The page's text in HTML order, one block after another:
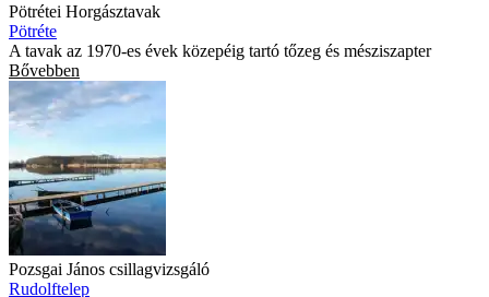
Pötrétei Horgásztavak
Pötréte
A tavak az 1970-es évek közepéig tartó tőzeg és mésziszapter
Bővebben
Pozsgai János csillagvizsgáló
Rudolftelep